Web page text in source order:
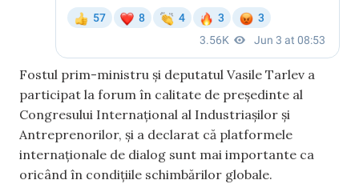
Fostul prim-ministru și deputatul Vasile Tarlev a
participat la forum în calitate de președinte al
Congresului Internațional al Industriașilor și
Antreprenorilor, și a declarat că platformele
internaționale de dialog sunt mai importante ca
oricând în condițiile schimbărilor globale.